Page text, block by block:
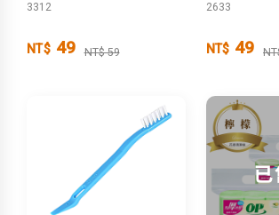
3312
NT$ 49 NT$ 59
2633
NT$ 49
已